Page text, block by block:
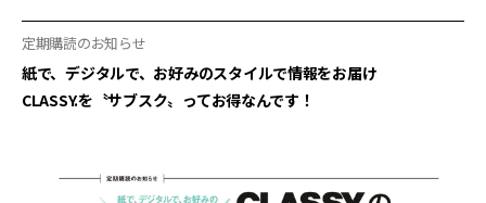
定期購読のお知らせ
紙で、デジタルで、お好みのスタイルで情報をお届け
CLASSY.を〝サブスク〟ってお得なんです！